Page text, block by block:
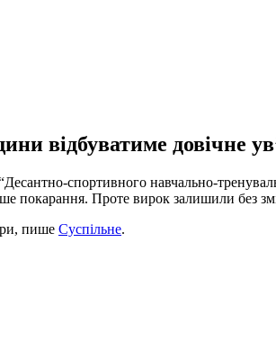
відбуватиме довічне
спортивного навчально-
покарання. Проте вирок залишили без
пише Суспільне.